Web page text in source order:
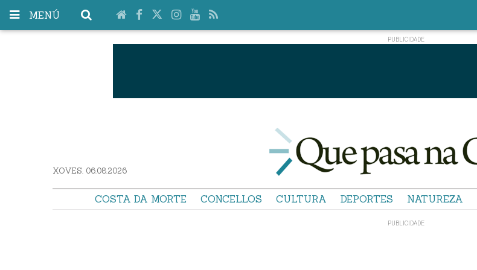
MENÚ
XOVES. 06.08.2026
COSTA DA MORTE CONCELLOS CULTURA DEPORTES NATUREZA